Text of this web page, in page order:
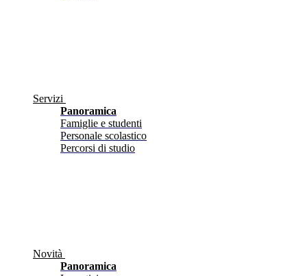
Servizi
Panoramica
Famiglie e studenti
Personale scolastico
Percorsi di studio
Novità
Panoramica